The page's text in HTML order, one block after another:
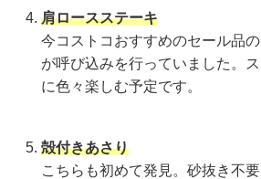
肩ロースステーキ
今コストコおすすめのセール品
が呼び込みを行っていました。
に色々楽しむ予定です。
殻付きあさり
こちらも初めて発見。砂抜き不